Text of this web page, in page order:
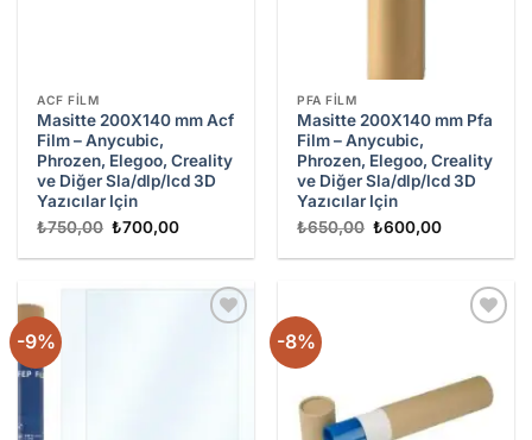
ACF FILM
Masitte 200X140 mm Acf
Film – Anycubic,
Phrozen, Elegoo, Creality
ve Diğer Sla/dlp/lcd 3D
Yazıcılar Için
₺750,00 Orijinal
₺750,00.
₺700,00Şu
fiyat:
PFA FILM
Masitte 200X140 mm Pfa
Film – Anycubic,
Phrozen, Elegoo, Creality
ve Diğer Sla/dlp/lcd 3D
Yazıcılar Için
₺650,00 Orijinal
₺650,00.
₺600,00Şu
fiyat:
-9% -8%